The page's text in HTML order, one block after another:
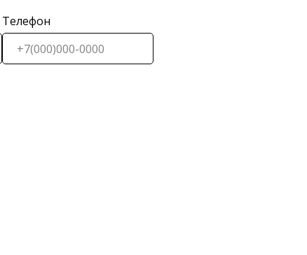
Телефон